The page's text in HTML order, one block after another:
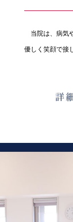
当院は、病気
優しく笑顔で接